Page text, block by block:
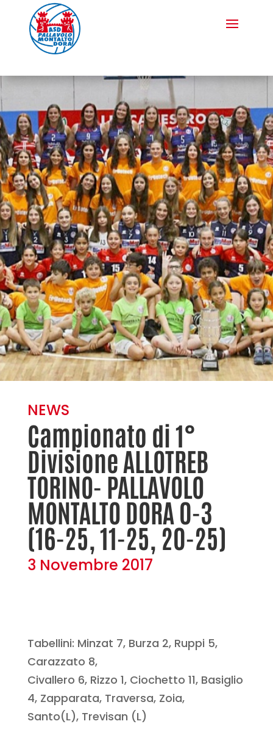
NEWS
Campionato di 1°
Divisione ALLOTREB
TORINO- PALLAVOLO
MONTALTO DORA 0-3
(16-25, 11-25, 20-25)
3 Novembre 2017
Tabellini: Minzat 7, Burza 2, Ruppi 5,
Carazzato 8,
Civallero 6, Rizzo 1, Ciochetto 11, Basiglio
4, Zapparata, Traversa, Zoia,
Santo(L), Trevisan (L)